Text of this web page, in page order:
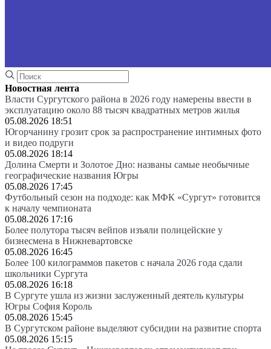
Новостная лента
Власти Сургутского района в 2026 году намерены ввести в
эксплуатацию около 88 тысяч квадратных метров жилья
05.08.2026 18:51
Югорчанину грозит срок за распространение интимных фото
и видео подруги
05.08.2026 18:14
Долина Смерти и Золотое Дно: названы самые необычные
географические названия Югры
05.08.2026 17:45
Футбольный сезон на подходе: как МФК «Сургут» готовится
к началу чемпионата
05.08.2026 17:16
Более полутора тысяч вейпов изъяли полицейские у
бизнесмена в Нижневартовске
05.08.2026 16:45
Более 100 килограммов пакетов с начала 2026 года сдали
школьники Сургута
05.08.2026 16:18
В Сургуте ушла из жизни заслуженный деятель культуры
Югры София Король
05.08.2026 15:45
В Сургутском районе выделяют субсидии на развитие спорта
05.08.2026 15:15